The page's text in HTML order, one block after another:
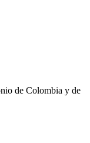
de Colombia y de